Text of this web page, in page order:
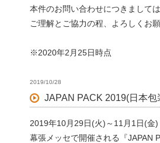
本件のお問い合わせにつきまして
ご理解とご協力の程、よろしくお
※2020年2月25日時点
2019/10/28
JAPAN PACK 2019(日本
2019年10月29日(火)～11月1日(金)
幕張メッセで開催される『JAPAN